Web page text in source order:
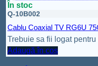
În stoc
Q-10B002
Cablu Coaxial TV RG6U
Trebuie sa fii logat pentru
Adaugă în coș